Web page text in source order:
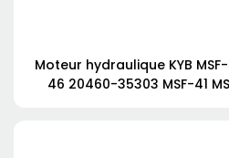
Moteur hydraulique KYB
46 20460-35303 MSF-41